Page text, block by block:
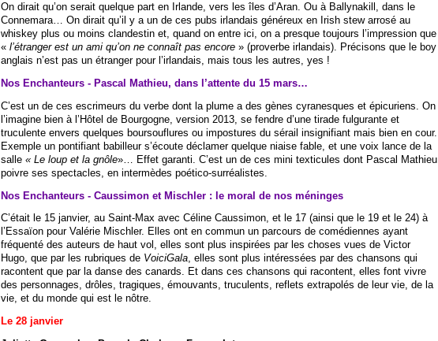
On dirait qu’on serait quelque part en Irlande, vers les îles d’Aran. Ou à Ballynakill, dans le
Connemara… On dirait qu’il y a un de ces pubs irlandais généreux en Irish stew arrosé au
whiskey plus ou moins clandestin et, quand on entre ici, on a presque toujours l’impression que
«l’étranger est un ami qu’on ne connaît pas encore » (proverbe irlandais). Précisons que le boy
anglais n’est pas un étranger pour l’irlandais, mais tous les autres, yes !
Nos Enchanteurs - Pascal Mathieu, dans l’attente du 15 mars…
C’est un de ces escrimeurs du verbe dont la plume a des gènes cyranesques et épicuriens. On
l’imagine bien à l’Hôtel de Bourgogne, version 2013, se fendre d’une tirade fulgurante et
truculente envers quelques boursouflures ou impostures du sérail insignifiant mais bien en cour.
Exemple un pontifiant babilleur s’écoute déclamer quelque niaise fable, et une voix lance de la
salle « Le loup et la gnôle»… Effet garanti. C’est un de ces mini texticules dont Pascal Mathieu
poivre ses spectacles, en intermèdes poético-surréalistes.
Nos Enchanteurs - Caussimon et Mischler : le moral de nos méninges
C’était le 15 janvier, au Saint-Max avec Céline Caussimon, et le 17 (ainsi que le 19 et le 24) à
l’Essaïon pour Valérie Mischler. Elles ont en commun un parcours de comédiennes ayant
fréquenté des auteurs de haut vol, elles sont plus inspirées par les choses vues de Victor
Hugo, que par les rubriques de VoiciGala, elles sont plus intéressées par des chansons qui
racontent que par la danse des canards. Et dans ces chansons qui racontent, elles font vivre
des personnages, drôles, tragiques, émouvants, truculents, reflets extrapolés de leur vie, de la
vie, et du monde qui est le nôtre.
Le 28 janvier